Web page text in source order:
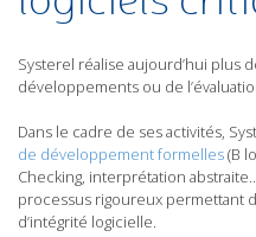
Systerel réalise aujourd’hui plus
développements ou de
Dans le cadre de ses activités,
de développement formelles(B
Checking, interprétation
processus rigoureux permettant
d’intégrité logicielle.